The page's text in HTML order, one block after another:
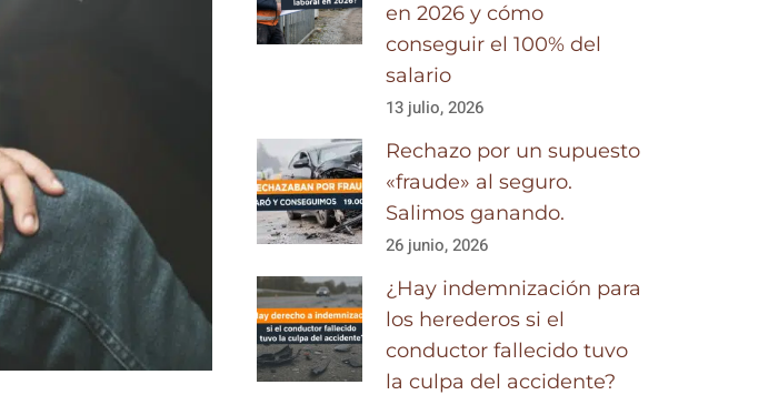
en 2026 y cómo
conseguir el 100% del
salario
13 julio, 2026
Rechazo por un supuesto
«fraude» al seguro.
Salimos ganando.
26 junio, 2026
¿Hay indemnización para
los herederos si el
conductor fallecido tuvo
la culpa del accidente?